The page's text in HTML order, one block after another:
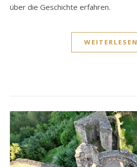
über die Geschichte erfahren.
WEITERLESEN